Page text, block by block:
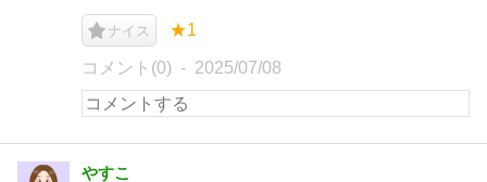
ナイス ★1
コメント(0) 2025/07/08
やすこ